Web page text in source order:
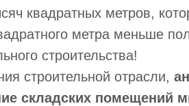
квадратных метров,
метра меньше
строительства!
строительной отрасли,
складских помещений